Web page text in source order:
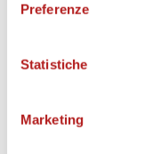
Preferenze
Statistiche
Marketing